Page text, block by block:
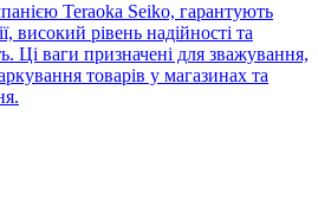
Teraoka Seiko, гарантують
високий рівень надійності та
Ці ваги призначені для зважування,
товарів у магазинах та